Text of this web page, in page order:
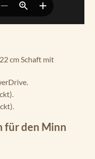
cm Schaft mit
für den Minn